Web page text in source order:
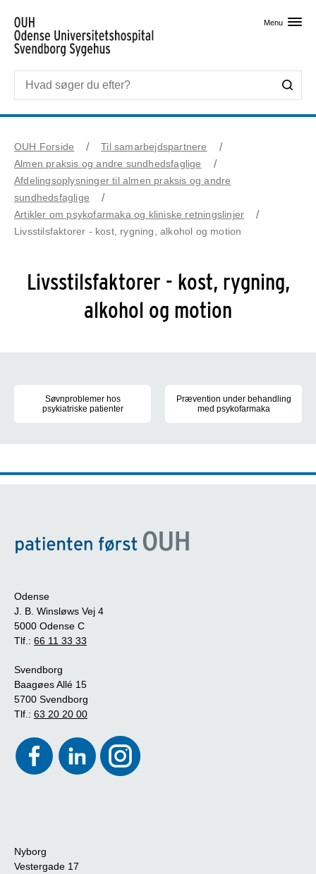
Menu
OUH Forside
Til samarbejdspartnere
Almen praksis og andre sundhedsfaglige
Afdelingsoplysninger til almen praksis og andre
sundhedsfaglige
Artikler om psykofarmaka og kliniske retningslinjer
Livsstilsfaktorer - kost, rygning, alkohol og motion
Livsstilsfaktorer - kost, rygning,
alkohol og motion
Søvnproblemer hos
psykiatriske patienter
Prævention under behandling
med psykofarmaka
Odense
J. B. Winsløws Vej 4
5000 Odense C
Tlf.: 66 11 33 33
Svendborg
Baagøes Allé 15
5700 Svendborg
Tlf.: 63 20 20 00
Nyborg
Vestergade 17